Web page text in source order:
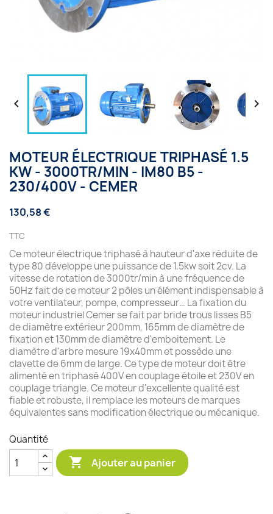
 
MOTEUR ÉLECTRIQUE TRIPHASÉ 1.5
KW - 3000TR/MIN - IM80 B5 -
230/400V - CEMER
130,58 €
TTC
Ce moteur électrique triphasé à hauteur d'axe réduite de
type 80 développe une puissance de 1.5kw soit 2cv. La
vitesse de rotation de 3000tr/min à une fréquence de
50Hz fait de ce moteur 2 pôles un élément indispensable à
votre ventilateur, pompe, compresseur… La fixation du
moteur industriel Cemer se fait par bride trous lisses B5
de diamètre extérieur 200mm, 165mm de diamètre de
fixation et 130mm de diamètre d'emboitement. Le
diamètre d'arbre mesure 19x40mm et possède une
clavette de 6mm de large. Ce type de moteur doit être
alimenté en triphasé 400V en couplage étoile et 230V en
couplage triangle. Ce moteur d'excellente qualité est
fiable et robuste, il remplace les moteurs de marques
équivalentes sans modification électrique ou mécanique.
Quantité
 Ajouter au panier